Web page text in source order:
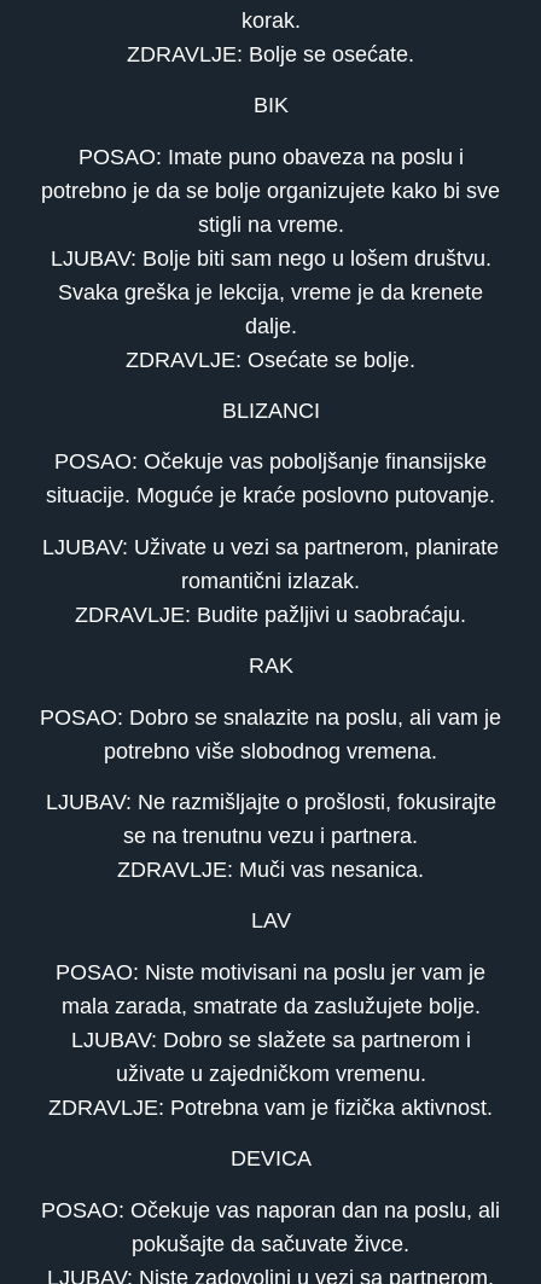
korak.
ZDRAVLJE: Bolje se osećate.
BIK
POSAO: Imate puno obaveza na poslu i
potrebno je da se bolje organizujete kako bi sve
stigli na vreme.
LJUBAV: Bolje biti sam nego u lošem društvu.
Svaka greška je lekcija, vreme je da krenete
dalje.
ZDRAVLJE: Osećate se bolje.
BLIZANCI
POSAO: Očekuje vas poboljšanje finansijske
situacije. Moguće je kraće poslovno putovanje.
LJUBAV: Uživate u vezi sa partnerom, planirate
romantični izlazak.
ZDRAVLJE: Budite pažljivi u saobraćaju.
RAK
POSAO: Dobro se snalazite na poslu, ali vam je
potrebno više slobodnog vremena.
LJUBAV: Ne razmišljajte o prošlosti, fokusirajte
se na trenutnu vezu i partnera.
ZDRAVLJE: Muči vas nesanica.
LAV
POSAO: Niste motivisani na poslu jer vam je
mala zarada, smatrate da zaslužujete bolje.
LJUBAV: Dobro se slažete sa partnerom i
uživate u zajedničkom vremenu.
ZDRAVLJE: Potrebna vam je fizička aktivnost.
DEVICA
POSAO: Očekuje vas naporan dan na poslu, ali
pokušajte da sačuvate živce.
LJUBAV: Niste zadovoljni u vezi sa partnerom,